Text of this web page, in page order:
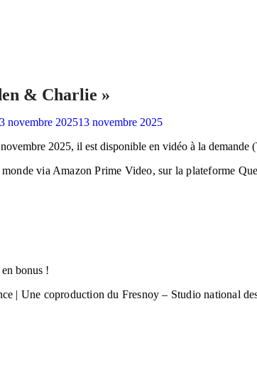
& Charlie »
novembre 202513 novembre 2025
2025, il est disponible en vidéo à la demande
via Amazon Prime Video, sur la plateforme
en bonus !
| Une coproduction du Fresnoy – Studio national